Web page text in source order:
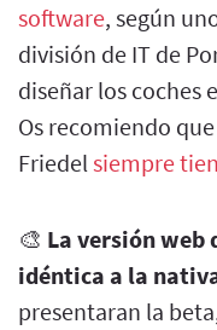
software, según
división de IT de
diseñar los coches
Os recomiendo que
Friedel siempre
🎨 La versión web
idéntica a la
presentaran la